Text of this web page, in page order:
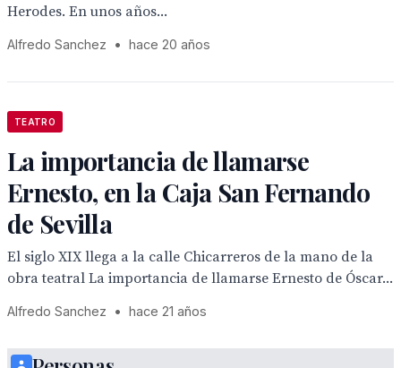
Herodes. En unos años...
Alfredo Sanchez • hace 20 años
TEATRO
La importancia de llamarse
Ernesto, en la Caja San Fernando
de Sevilla
El siglo XIX llega a la calle Chicarreros de la mano de la
obra teatral La importancia de llamarse Ernesto de Óscar...
Alfredo Sanchez • hace 21 años